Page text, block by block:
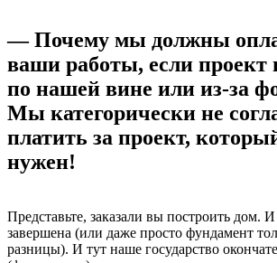
— Почему мы должны
ваши работы, если проект
по нашей вине или из-за
Мы категорически не
платить за проект,
нужен!
Представьте, заказали вы построить дом.
завершена (или даже просто фундамент
разницы). И тут наше государство